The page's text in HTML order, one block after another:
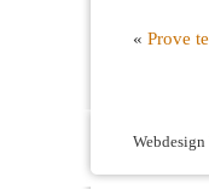
« Prove
Webdesign